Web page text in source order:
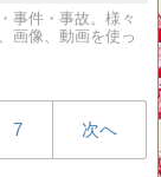
事件・事故。様々
画像、動画を使っ
7 次へ